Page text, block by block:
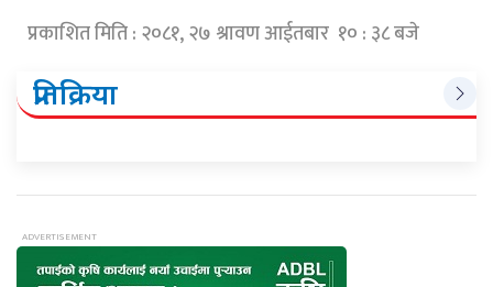
प्रकाशित मिति : २०८१, २७ श्रावण आईतबार १० : ३८ बजे
प्रतिक्रिया